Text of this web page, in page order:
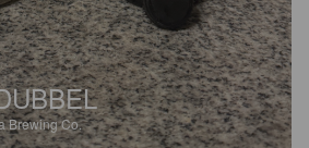
Brewing Co.